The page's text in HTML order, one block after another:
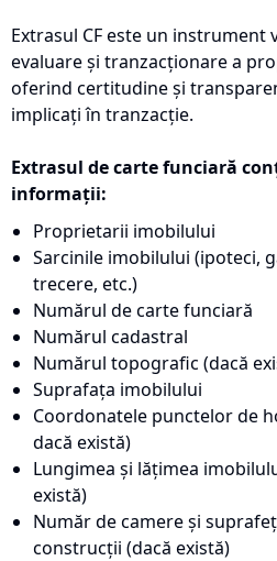
Extrasul CF este un instrument
evaluare și tranzacționare a
oferind certitudine și
implicați în tranzacție.
Extrasul de carte funciară
informații:
Proprietarii imobilului
Sarcinile imobilului (ipoteci,
trecere, etc.)
Numărul de carte funciară
Numărul cadastral
Numărul topografic (dacă
Suprafața imobilului
Coordonatele punctelor de
dacă există)
Lungimea și lățimea
există)
Număr de camere și
construcții (dacă există)